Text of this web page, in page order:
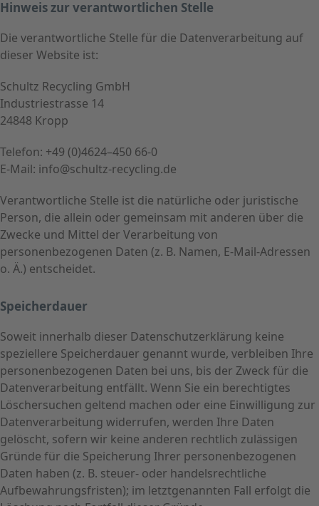
Hinweis zur verantwortlichen Stelle
Die verantwortliche Stelle für die Datenverarbeitung auf
dieser Website ist:
Schultz Recycling GmbH
Industriestrasse 14
24848 Kropp
Telefon: +49 (0)4624–450 66-0
E-Mail: info@schultz-recycling.de
Verantwortliche Stelle ist die natürliche oder juristische
Person, die allein oder gemeinsam mit anderen über die
Zwecke und Mittel der Verarbeitung von
personenbezogenen Daten (z. B. Namen, E-Mail-Adressen
o. Ä.) entscheidet.
Speicherdauer
Soweit innerhalb dieser Datenschutzerklärung keine
speziellere Speicherdauer genannt wurde, verbleiben Ihre
personenbezogenen Daten bei uns, bis der Zweck für die
Datenverarbeitung entfällt. Wenn Sie ein berechtigtes
Löschersuchen geltend machen oder eine Einwilligung zur
Datenverarbeitung widerrufen, werden Ihre Daten
gelöscht, sofern wir keine anderen rechtlich zulässigen
Gründe für die Speicherung Ihrer personenbezogenen
Daten haben (z. B. steuer- oder handelsrechtliche
Aufbewahrungsfristen); im letztgenannten Fall erfolgt die